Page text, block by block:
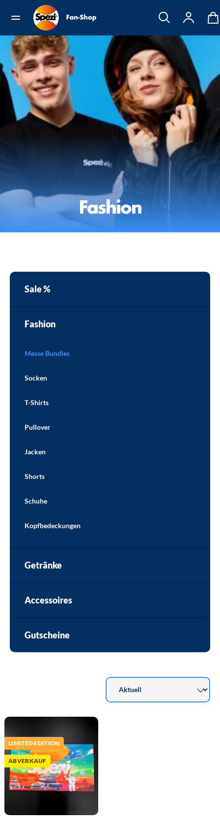
Fashion
Sale %
Fashion
Messe Bundles
Socken
T-Shirts
Pullover
Jacken
Shorts
Schuhe
Kopfbedeckungen
Getränke
Accessoires
Gutscheine
LIMITED EDITION
ABVERKAUF